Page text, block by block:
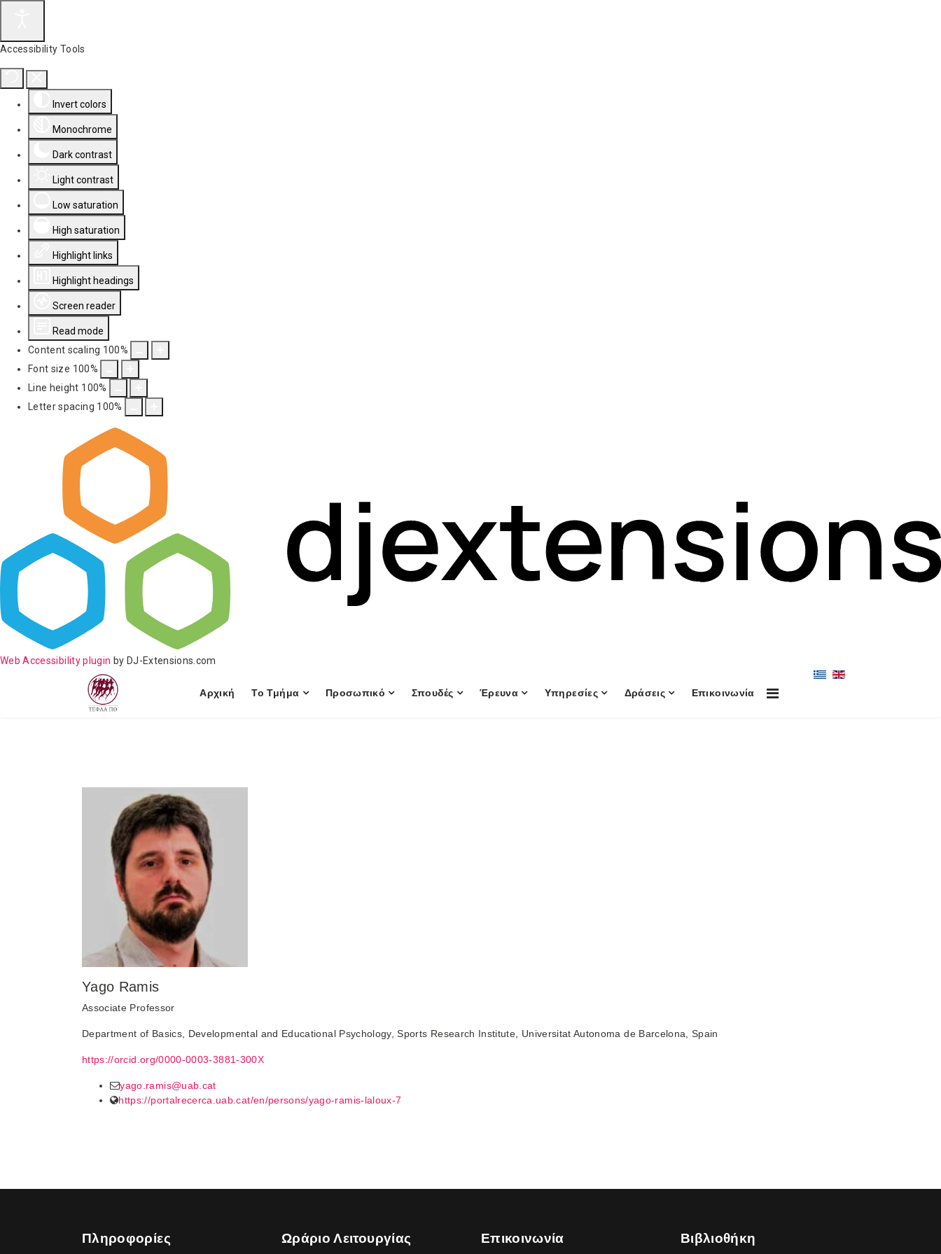
Accessibility Tools
Invert colors
Monochrome
Dark contrast
Light contrast
Low saturation
High saturation
Highlight links
Highlight headings
Screen reader
Read mode
Content scaling 100%
Font size 100%
Line height 100%
Letter spacing 100%
Web Accessibility plugin by DJ-Extensions.com
Αρχική Το Τμήμα Προσωπικό Σπουδές Έρευνα Υπηρεσίες Δράσεις Επικοινωνία
Yago Ramis
Associate Professor
Department of Basics, Developmental and Educational Psychology, Sports Research Institute, Universitat Autonoma de Barcelona, Spain
https://orcid.org/0000-0003-3881-300X
yago.ramis@uab.cat
https://portalrecerca.uab.cat/en/persons/yago-ramis-laloux-7
Πληροφορίες Ωράριο Λειτουργίας Επικοινωνία Βιβλιοθήκη